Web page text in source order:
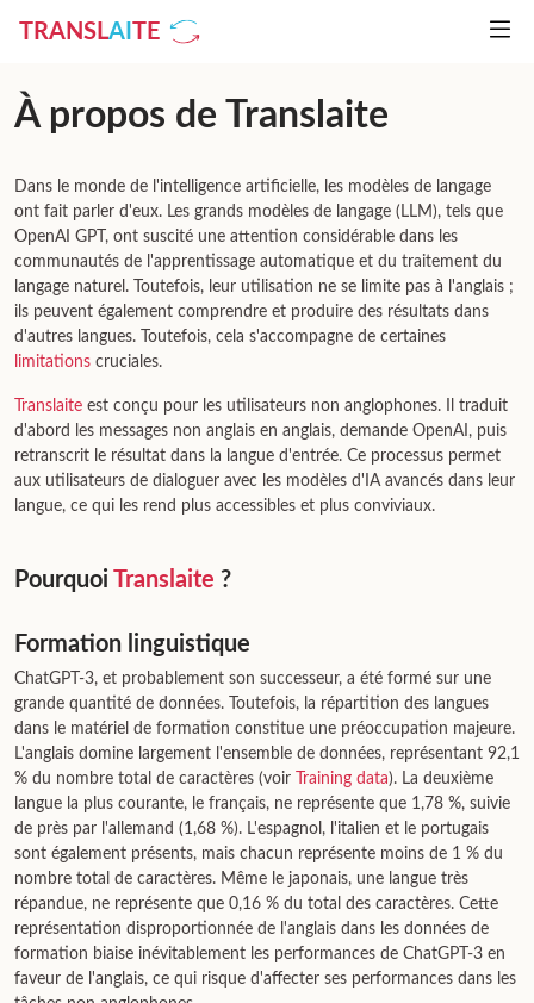
TRANSLAI TE
À propos de Translaite
Dans le monde de l'intelligence artificielle, les modèles de langage
ont fait parler d'eux. Les grands modèles de langage (LLM), tels que
OpenAI GPT, ont suscité une attention considérable dans les
communautés de l'apprentissage automatique et du traitement du
langage naturel. Toutefois, leur utilisation ne se limite pas à l'anglais ;
ils peuvent également comprendre et produire des résultats dans
d'autres langues. Toutefois, cela s'accompagne de certaines
limitations cruciales.
Translaite est conçu pour les utilisateurs non anglophones. Il traduit
d'abord les messages non anglais en anglais, demande OpenAI, puis
retranscrit le résultat dans la langue d'entrée. Ce processus permet
aux utilisateurs de dialoguer avec les modèles d'IA avancés dans leur
langue, ce qui les rend plus accessibles et plus conviviaux.
Pourquoi Translaite ?
Formation linguistique
ChatGPT-3, et probablement son successeur, a été formé sur une
grande quantité de données. Toutefois, la répartition des langues
dans le matériel de formation constitue une préoccupation majeure.
L'anglais domine largement l'ensemble de données, représentant 92,1
% du nombre total de caractères (voir
Training data). La deuxième
langue la plus courante, le français, ne représente que 1,78 %, suivie
de près par l'allemand (1,68 %). L'espagnol, l'italien et le portugais
sont également présents, mais chacun représente moins de 1 % du
nombre total de caractères. Même le japonais, une langue très
répandue, ne représente que 0,16 % du total des caractères. Cette
représentation disproportionnée de l'anglais dans les données de
formation biaise inévitablement les performances de ChatGPT-3 en
faveur de l'anglais, ce qui risque d'affecter ses performances dans les